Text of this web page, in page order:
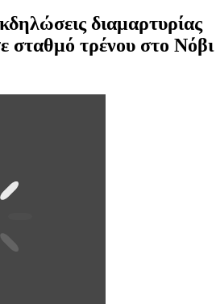
διαμαρτυρίας
σταθμό τρένου στο Νόβι